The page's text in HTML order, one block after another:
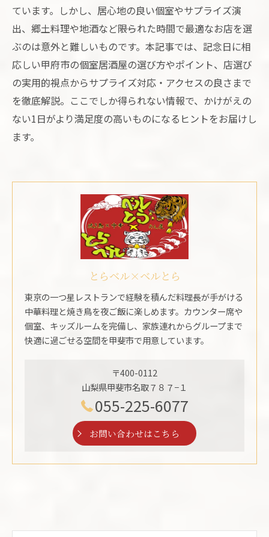
ています。しかし、居心地の良い個室やサプライズ演
出、郷土料理や地酒など――限られた時間で最適なお店を選
ぶのは意外と難しいものです。本記事では、記念日に相
応しい甲府市の個室居酒屋の選び方やポイント、店選び
の実用的視点からサプライズ対応・アクセスの良さまで
を徹底解説。ここでしか得られない情報で、かけがえの
ない1日がより満足度の高いものになるヒントをお届けし
ます。
とらベル×ベルとら
東京の一つ星レストランで経験を積んだ料理長が手がける
中華料理と焼き鳥を夜ご飯に楽しめます。カウンター席や
個室、キッズルームを完備し、家族連れからグループまで
快適に過ごせる空間を甲斐市で用意しています。
〒400-0112
山梨県甲斐市名取７８７−１
055-225-6077
お問い合わせはこちら